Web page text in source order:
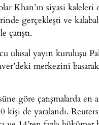
Khan’ın siyasi kaleleri
gerçekleşti ve
çatıştı.
ulusal yayın kuruluşu
merkezini
göre çatışmalarda en
kişi de yaralandı.